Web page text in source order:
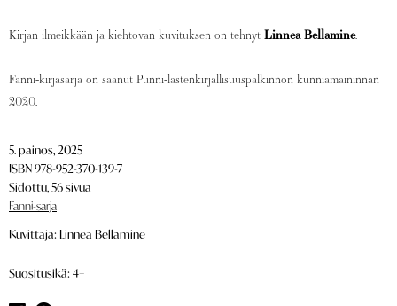
Kirjan ilmeikkään ja kiehtovan kuvituksen on tehnyt Linnea Bellamine.
Fanni-kirjasarja on saanut Punni-lastenkirjallisuuspalkinnon kunniamaininnan
2020.
5. painos, 2025
ISBN 978-952-370-139-7
Sidottu, 56 sivua
Fanni-sarja
Kuvittaja: Linnea Bellamine
Suositusikä: 4+